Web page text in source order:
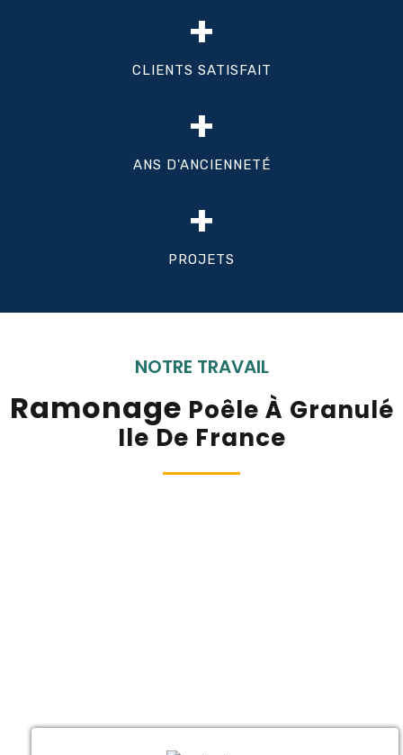
CLIENTS SATISFAIT
+
ANS D'ANCIENNETÉ
+
PROJETS
+
NOTRE TRAVAIL
Ramonage Poêle À Granulé
Ile De France